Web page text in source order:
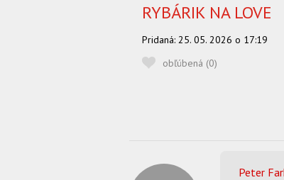
RYBÁRIK NA LOVE
Pridaná: 25. 05. 2026 o 17:19
obľúbená (0)
Peter